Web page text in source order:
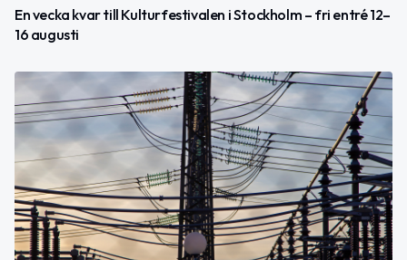
En vecka kvar till Kulturfestivalen i Stockholm – fri entré 12–
16 augusti